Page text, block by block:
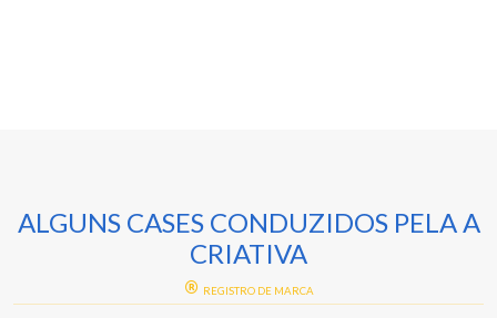
ALGUNS CASES CONDUZIDOS PELA A
CRIATIVA